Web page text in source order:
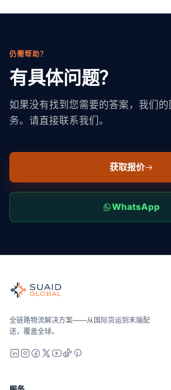
仍需帮助？
有具体问题？
如果没有找到您需要的答案，我们
务。请直接联系我们。
获取报价
WhatsApp
全球海运、空运、陆运、海关和仓储的
海洋、空中和地面——与运营商无关地进
Suaid Global不出售运营商运力。每条
全链路物流解决方案——从国际货运到末端配
送，覆盖全球。
LinkedIn
Instagram
Facebook
X YouTube
TikTok